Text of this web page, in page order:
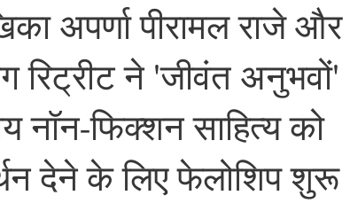
अपर्णा पीरामल राजे और
रिट्रीट ने 'जीवंत अनुभवों'
नॉन-फिक्शन साहित्य को
देने के लिए फेलोशिप शुरू